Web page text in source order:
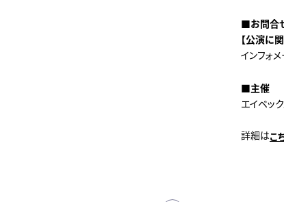
■お問合
【公演に
インフォ
■主催
エイベッ
詳細はこ